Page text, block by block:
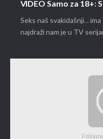
VIDEO Samo za 18+:
Seks naš svakidašnji...
najdraži nam je u TV